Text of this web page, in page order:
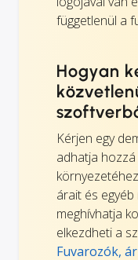
függetlenül a
Hogyan
Kérjen egy
adhatja
árait és
meghívhatja
elkezdheti a
Fuvarozók,